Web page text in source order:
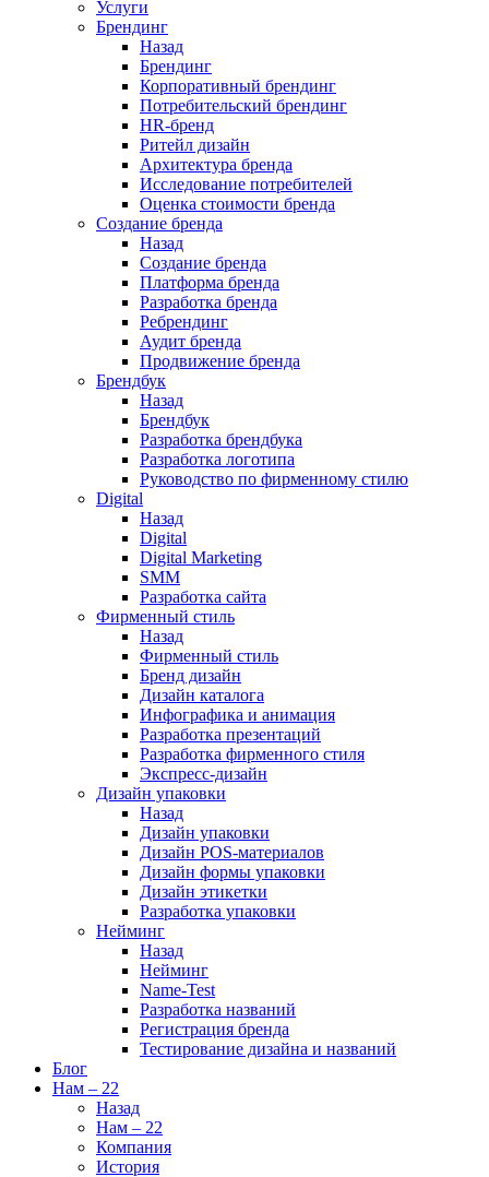
Услуги
Брендинг
Назад
Брендинг
Корпоративный брендинг
Потребительский брендинг
НR-бренд
Ритейл дизайн
Архитектура бренда
Исследование потребителей
Оценка стоимости бренда
Создание бренда
Назад
Создание бренда
Платформа бренда
Разработка бренда
Ребрендинг
Аудит бренда
Продвижение бренда
Брендбук
Назад
Брендбук
Разработка брендбука
Разработка логотипа
Руководство по фирменному стилю
Digital
Назад
Digital
Digital Marketing
SMM
Разработка сайта
Фирменный стиль
Назад
Фирменный стиль
Бренд дизайн
Дизайн каталога
Инфографика и анимация
Разработка презентаций
Разработка фирменного стиля
Экспресс-дизайн
Дизайн упаковки
Назад
Дизайн упаковки
Дизайн POS-материалов
Дизайн формы упаковки
Дизайн этикетки
Разработка упаковки
Нейминг
Назад
Нейминг
Name-Test
Разработка названий
Регистрация бренда
Тестирование дизайна и названий
Блог
Нам – 22
Назад
Нам – 22
Компания
История